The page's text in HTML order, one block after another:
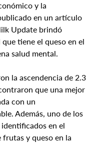
y la
en un artículo
Update brindó
tiene el queso en el
salud mental.
la ascendencia de 2.3
que una mejor
con un
Además, uno de los
en el
frutas y queso en la